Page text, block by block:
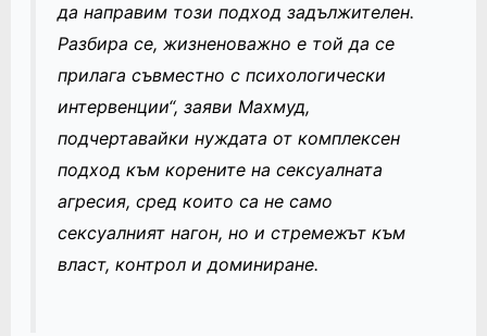
да направим този подход задължителен.
Разбира се, жизненоважно е той да се
прилага съвместно с психологически
интервенции“, заяви Махмуд,
подчертавайки нуждата от комплексен
подход към корените на сексуалната
агресия, сред които са не само
сексуалният нагон, но и стремежът към
власт, контрол и доминиране.